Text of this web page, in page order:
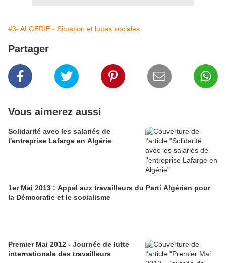
#3- ALGERIE - Situation et luttes sociales
Partager
Vous aimerez aussi
Solidarité avec les salariés de
l'entreprise Lafarge en Algérie
1er Mai 2013 : Appel aux travailleurs du Parti Algérien pour
la Démocratie et le socialisme
Premier Mai 2012 - Journée de lutte
internationale des travailleurs